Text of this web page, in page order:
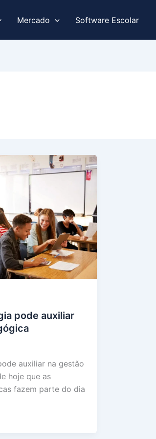
Mercado Software Escolar
pode auxiliar
auxiliar na gestão
hoje que as
fazem parte do dia